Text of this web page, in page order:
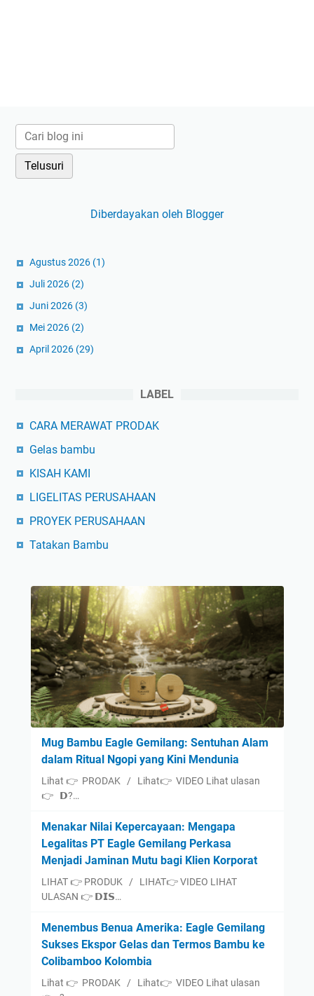
Diberdayakan oleh Blogger
Agustus 2026 (1)
Juli 2026 (2)
Juni 2026 (3)
Mei 2026 (2)
April 2026 (29)
LABEL
CARA MERAWAT PRODAK
Gelas bambu
KISAH KAMI
LIGELITAS PERUSAHAAN
PROYEK PERUSAHAAN
Tatakan Bambu
Mug Bambu Eagle Gemilang: Sentuhan Alam
dalam Ritual Ngopi yang Kini Mendunia
Lihat 👉 PRODAK / Lihat👉 VIDEO Lihat ulasan
👉 𝗗?…
Menakar Nilai Kepercayaan: Mengapa
Legalitas PT Eagle Gemilang Perkasa
Menjadi Jaminan Mutu bagi Klien Korporat
LIHAT 👉 PRODUK / LIHAT👉 VIDEO LIHAT
ULASAN 👉 𝗗𝗜𝗦…
Menembus Benua Amerika: Eagle Gemilang
Sukses Ekspor Gelas dan Termos Bambu ke
Colibamboo Kolombia
Lihat 👉 PRODAK / Lihat👉 VIDEO Lihat ulasan